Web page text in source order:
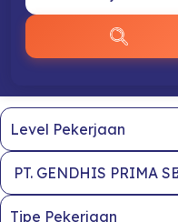
PT. GENDHIS PRIMA